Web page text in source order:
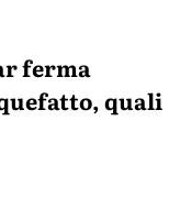
ferma
quali